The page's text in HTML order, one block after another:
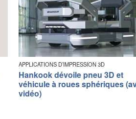
APPLICATIONS D’IMPRESSION 3D
Hankook dévoile pneu 3D et
véhicule à roues sphériques
vidéo)